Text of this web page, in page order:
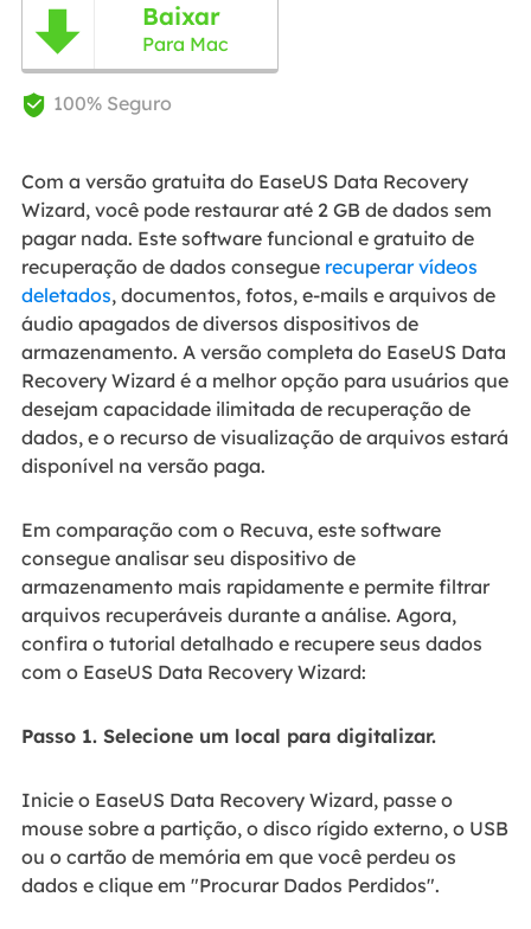
 Baixar
Para Mac
 100% Seguro
Com a versão gratuita do EaseUS Data Recovery
Wizard, você pode restaurar até 2 GB de dados sem
pagar nada. Este software funcional e gratuito de
recuperação de dados consegue recuperar vídeos
deletados, documentos, fotos, e-mails e arquivos de
áudio apagados de diversos dispositivos de
armazenamento. A versão completa do EaseUS Data
Recovery Wizard é a melhor opção para usuários que
desejam capacidade ilimitada de recuperação de
dados, e o recurso de visualização de arquivos estará
disponível na versão paga.
Em comparação com o Recuva, este software
consegue analisar seu dispositivo de
armazenamento mais rapidamente e permite filtrar
arquivos recuperáveis durante a análise. Agora,
confira o tutorial detalhado e recupere seus dados
com o EaseUS Data Recovery Wizard:
Passo 1. Selecione um local para digitalizar.
Inicie o EaseUS Data Recovery Wizard, passe o
mouse sobre a partição, o disco rígido externo, o USB
ou o cartão de memória em que você perdeu os
dados e clique em "Procurar Dados Perdidos".